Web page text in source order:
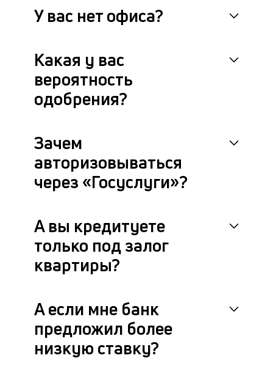
У вас нет офиса?
Какая у вас
вероятность
одобрения?
Зачем
авторизовываться
через «Госуслуги»?
А вы кредитуете
только под залог
квартиры?
А если мне банк
предложил более
низкую ставку?